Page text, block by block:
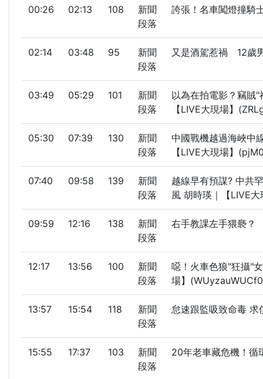
00:26 02:13 108
新聞
段落
誇張！名車闖燈撞
02:14 03:48 95
新聞
段落
又是酒駕惹禍 12歲
03:49 05:29 101
新聞
段落
以為在拍電影？竊賊
【LIVE大現場】
05:30 07:39 130
新聞
段落
中國戰機越過海峽中
【LIVE大現場】
07:40 09:58 139
新聞
段落
越線早有預謀? 中共
風 胡時瑛｜【LIVE
09:59 12:16 138
新聞
段落
右手教課左手猥褻
12:17 13:56 100
新聞
段落
噁！火車色狼"狂攝"
場】
13:57 15:54 118
新聞
段落
怠速跟監吸致命毒 求
15:55 17:37 103
新聞
段落
20年老車藏危機！循